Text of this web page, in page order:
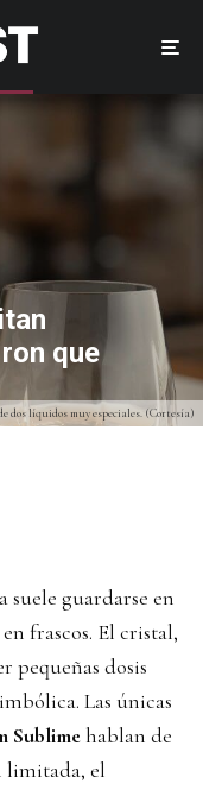
dos líquidos muy especiales. (Cortesía)
que
guardarse en
frascos. El cristal,
pequeñas dosis
Las únicas
Sublimehablan de
limitada, el